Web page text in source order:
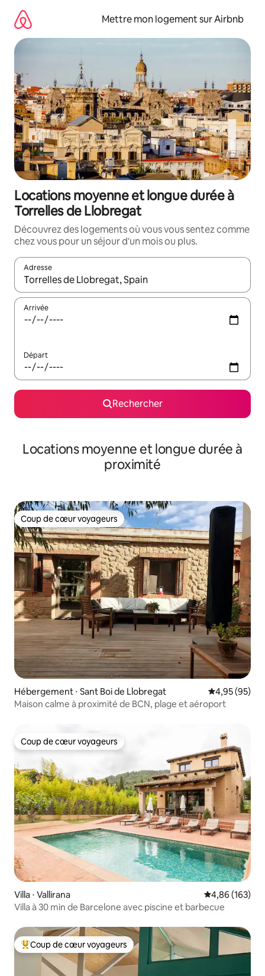
directement
contenu
Mettre mon logement sur Airbnb
Locations moyenne et longue durée à
Torrelles de Llobregat
Découvrez des logements où vous vous sentez comme
chez vous pour un séjour d'un mois ou plus.
Adresse
Lorsque les résultats s'affichent, utilisez les flèches vers le
Arrivée
Départ
Rechercher
Locations moyenne et longue durée à
proximité
Coup de cœur voyageurs
Coup de cœur voyageurs
Hébergement ⋅ Sant Boi de Llobregat Évaluation
4,95 (95)
Maison calme à proximité de BCN, plage et aéroport
Coup de cœur voyageurs
Coup de cœur voyageurs
Villa ⋅ Vallirana Évaluation
4,86 (163)
Villa à 30 min de Barcelone avec piscine et barbecue
Coups de cœur voyageurs les plus appréciés
Coup de cœur voyageurs